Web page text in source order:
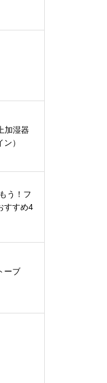
加湿器
）
う！フ
すすめ4
ーブ